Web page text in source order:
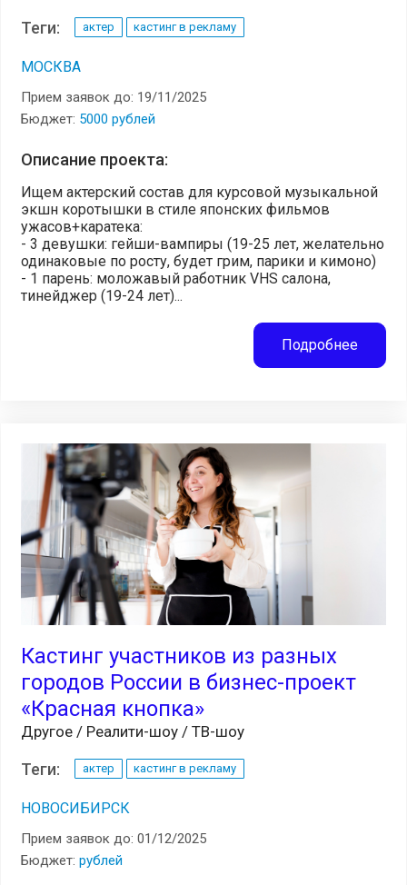
Теги: актер кастинг в рекламу
МОСКВА
Прием заявок до: 19/11/2025
Бюджет: 5000 рублей
Описание проекта:
Ищем актерский состав для курсовой музыкальной
экшн коротышки в стиле японских фильмов
ужасов+каратека:
- 3 девушки: гейши-вампиры (19-25 лет, желательно
одинаковые по росту, будет грим, парики и кимоно)
- 1 парень: моложавый работник VHS салона,
тинейджер (19-24 лет)...
Подробнее
Кастинг участников из разных
городов России в бизнес-проект
«Красная кнопка»
Другое / Реалити-шоу / ТВ-шоу
Теги: актер кастинг в рекламу
НОВОСИБИРСК
Прием заявок до: 01/12/2025
Бюджет: рублей